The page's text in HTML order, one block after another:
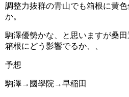
調整力抜群の青山でも箱根に黄
か。
駒澤優勢かな、と思いますが桑
箱根にどう影響でるか、、
予想
駒澤→國學院→早稲田